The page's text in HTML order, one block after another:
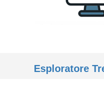
Esploratore